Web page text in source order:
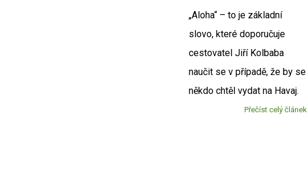
„Aloha“ – to je základní
slovo, které doporučuje
cestovatel Jiří Kolbaba
naučit se v případě, že by se
někdo chtěl vydat na Havaj.
Přečíst celý článek